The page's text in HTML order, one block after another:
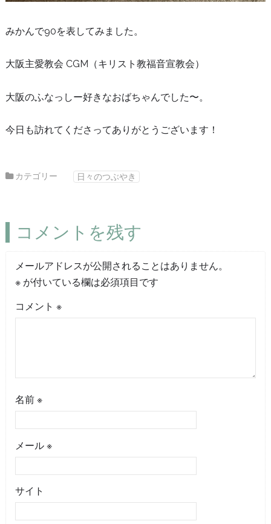
みかんで90を表してみました。
大阪主愛教会 CGM（キリスト教福音宣教会）
大阪のふなっしー好きなおばちゃんでした〜。
今日も訪れてくださってありがとうございます！
カテゴリー 日々のつぶやき
コメントを残す
メールアドレスが公開されることはありません。
※が付いている欄は必須項目です
コメント ※
名前 ※
メール ※
サイト